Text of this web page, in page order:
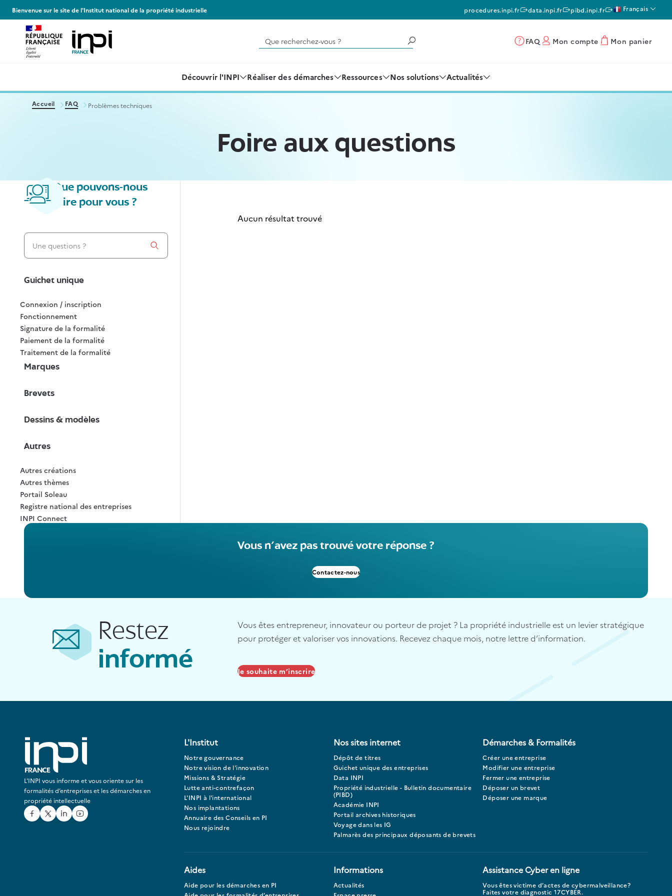
Bienvenue sur le site de l'Institut national de la propriété industrielle procedures.inpi.fr data.inpi.fr pibd.inpi.fr Français
Que recherchez-vous ? FAQ Mon compte Mon panier
Découvrir l'INPI Réaliser des démarches Ressources Nos solutions Actualités
Accueil FAQ Problèmes techniques
Foire aux questions
Que pouvons-nous
faire pour vous ?
Les filtres suivant vont recharger la page dès leur sélection, les nouveaux résultats s'afficheront en fonction des filtres choisis
Guichet unique
Connexion / inscription
Fonctionnement
Signature de la formalité
Paiement de la formalité
Traitement de la formalité
Marques
Brevets
Dessins & modèles
Autres
Autres créations
Autres thèmes
Portail Soleau
Registre national des entreprises
INPI Connect
Aucun résultat trouvé
Vous n'avez pas trouvé votre réponse ?
Contactez-nous
Restez
informé
Vous êtes entrepreneur, innovateur ou porteur de projet ? La propriété industrielle est un levier stratégique
pour protéger et valoriser vos innovations. Recevez chaque mois, notre lettre d’information.
Je souhaite m’inscrire
L'INPI vous informe et vous oriente sur les
formalités d’entreprises et les démarches en
propriété intellectuelle
Facebook
TwitterLinked In
Youtube
L'Institut
Notre gouvernance
Notre vision de l'innovation
Missions & Stratégie
Lutte anti-contrefaçon
L'INPI à l'international
Nos implantations
Annuaire des Conseils en PI
Nous rejoindre
Nos sites internet
Dépôt de titres
Guichet unique des entreprises
Data INPI
Propriété industrielle - Bulletin documentaire
(PIBD)
Académie INPI
Portail archives historiques
Voyage dans les IG
Palmarès des principaux déposants de brevets
Démarches & Formalités
Créer une entreprise
Modifier une entreprise
Fermer une entreprise
Déposer un brevet
Déposer une marque
Aides
Aide pour les démarches en PI
Informations
Actualités
Assistance Cyber en ligne
Vous êtes victime d’actes de cybermalveillance?
Faites votre diagnostic 17CYBER.
Panneau de gestion des cookies